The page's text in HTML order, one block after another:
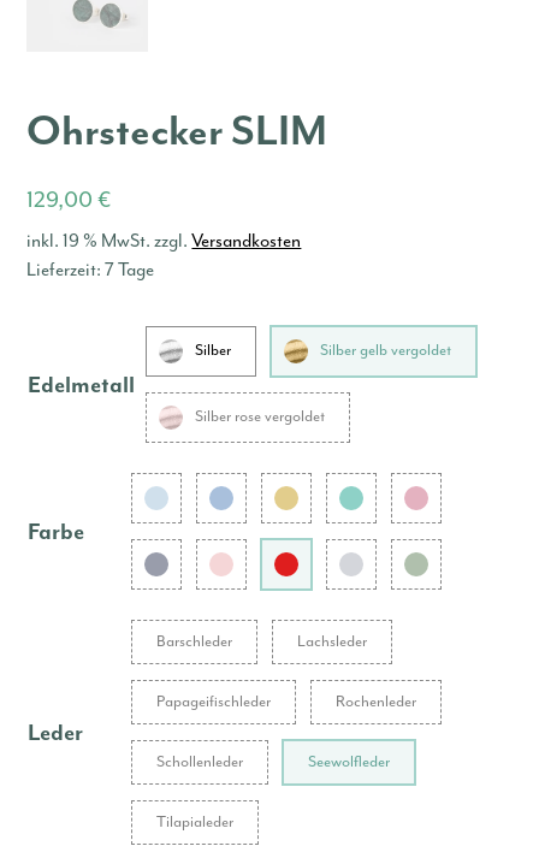
Ohrstecker SLIM
129,00€
inkl. 19 % MwSt. zzgl.Versandkosten
Lieferzeit:7 Tage
Edelmetall
Silber Silber gelb vergoldet
Silber rose vergoldet
Farbe
Leder
Barschleder Lachsleder
Papageifischleder Rochenleder
Schollenleder Seewolfleder
Tilapialeder